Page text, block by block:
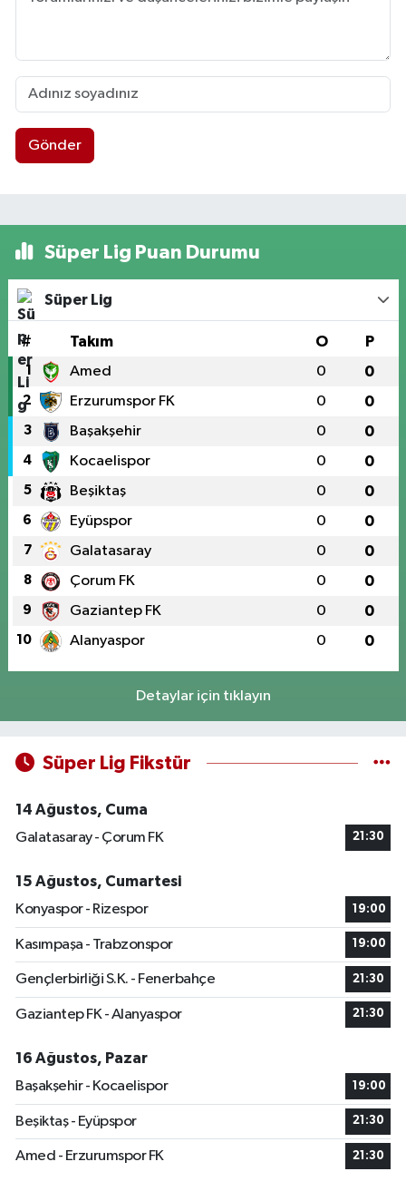
Gönder
Süper Lig Puan Durumu
Süper Lig
# Takım O P
1 Amed 0 0
2 Erzurumspor FK 0 0
3 Başakşehir 0 0
4 Kocaelispor 0 0
5 Beşiktaş 0 0
6 Eyüpspor 0 0
7 Galatasaray 0 0
8 Çorum FK 0 0
9 Gaziantep FK 0 0
10 Alanyaspor 0 0
Detaylar için tıklayın
Süper Lig Fikstür
14 Ağustos, Cuma
Galatasaray - Çorum FK
21:30
15 Ağustos, Cumartesi
Konyaspor - Rizespor
19:00
Kasımpaşa - Trabzonspor 19:00
Gençlerbirliği S.K. - Fenerbahçe 21:30
Gaziantep FK - Alanyaspor 21:30
16 Ağustos, Pazar
Başakşehir - Kocaelispor
19:00
Beşiktaş - Eyüpspor 21:30
Amed - Erzurumspor FK 21:30